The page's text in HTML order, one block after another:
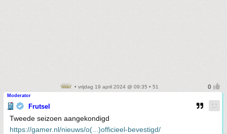
• vrijdag 19 april 2024 @ 09:35 • 51
Moderator
Frutsel
Tweede seizoen aangekondigd
https://gamer.nl/nieuws/o(...)officieel-bevestigd/